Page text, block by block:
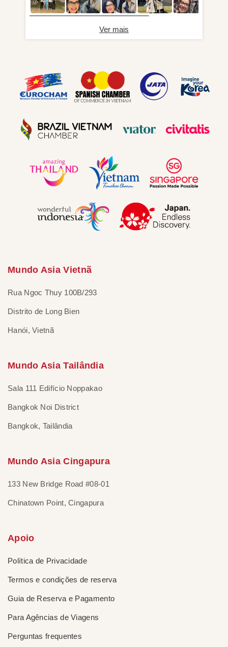
Ver mais
Mundo Asia Vietnã
Rua Ngoc Thuy 100B/293
Distrito de Long Bien
Hanói, Vietnã
Mundo Asia Tailândia
Sala 111 Edifício Noppakao
Bangkok Noi District
Bangkok, Tailândia
Mundo Asia Cingapura
133 New Bridge Road #08-01
Chinatown Point, Cingapura
Apoio
Política de Privacidade
Termos e condições de reserva
Guia de Reserva e Pagamento
Para Agências de Viagens
Perguntas frequentes